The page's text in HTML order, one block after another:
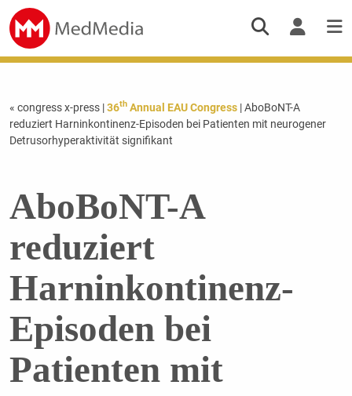
« congress x-press |36thAnnual EAU Congress| AboBoNT-A
reduziert Harninkontinenz-Episoden bei Patienten mit neurogener
Detrusorhyperaktivität signifikant
AboBoNT-A
reduziert
Harninkontinenz-
Episoden bei
Patienten mit